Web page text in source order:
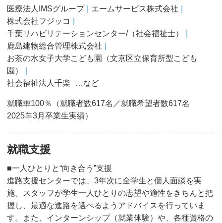
医療法人IMSグループ
エームサービス株式会社
株式会社フジッコ
千葉リハビリテーションセンター/（社会福祉士）
鹿島建物総合管理株式会社
お茶の水女子大学こども園（文京区立保育所型こども
園）
社会福祉法人千楽
…など
就職率100％（就職者数617名／就職希望者数617名
2025年3月卒業生実績）
就職支援
■一人ひとりと“向き合う”支援
進路支援センターでは、3年次に全学生と個人面談を実
施。スタッフが学生一人ひとりの志望や適性をきちんと把
握し、最適な進路を選べるようアドバイスを行っていま
す。また、インターンシップ（就業体験）や、各種資格の